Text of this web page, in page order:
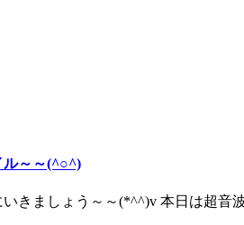
ル～～(^○^)
きましょう～～(*^^)v 本日は超音